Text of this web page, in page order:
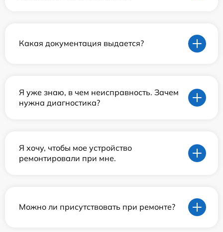
Какая документация выдается?
Я уже знаю, в чем неисправность. Зачем
нужна диагностика?
Я хочу, чтобы мое устройство
ремонтировали при мне.
Можно ли присутствовать при ремонте?